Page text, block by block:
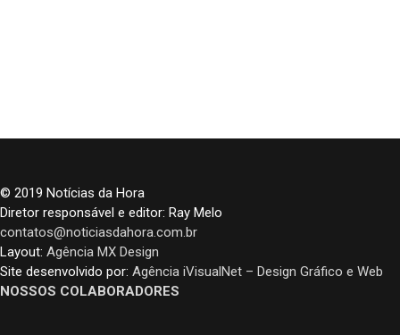
© 2019 Notícias da Hora
Diretor responsável e editor: Ray Melo
contatos@noticiasdahora.com.br
Layout: Agência MX Design
Site desenvolvido por: Agência iVisualNet – Design Gráfico e Web
NOSSOS COLABORADORES